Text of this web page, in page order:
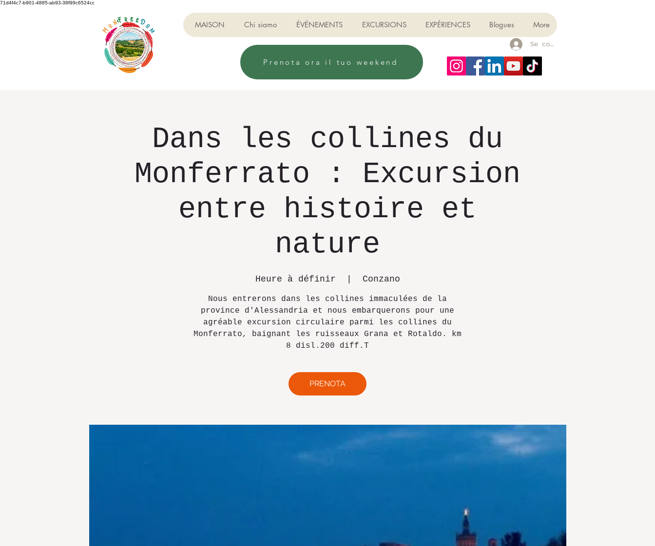
71d4f4c7-b901-4885-ab93-38f99c6524cc
MAISON Chi siamo ÉVÉNEMENTS EXCURSIONS EXPÉRIENCES Blogues More
Se connecter
Prenota ora il tuo weekend
Dans les collines du
Monferrato : Excursion
entre histoire et
nature
Heure à définir Conzano
Nous entrerons dans les collines immaculées de la
province d'Alessandria et nous embarquerons pour une
agréable excursion circulaire parmi les collines du
Monferrato, baignant les ruisseaux Grana et Rotaldo. km
8 disl.200 diff.T
PRENOTA